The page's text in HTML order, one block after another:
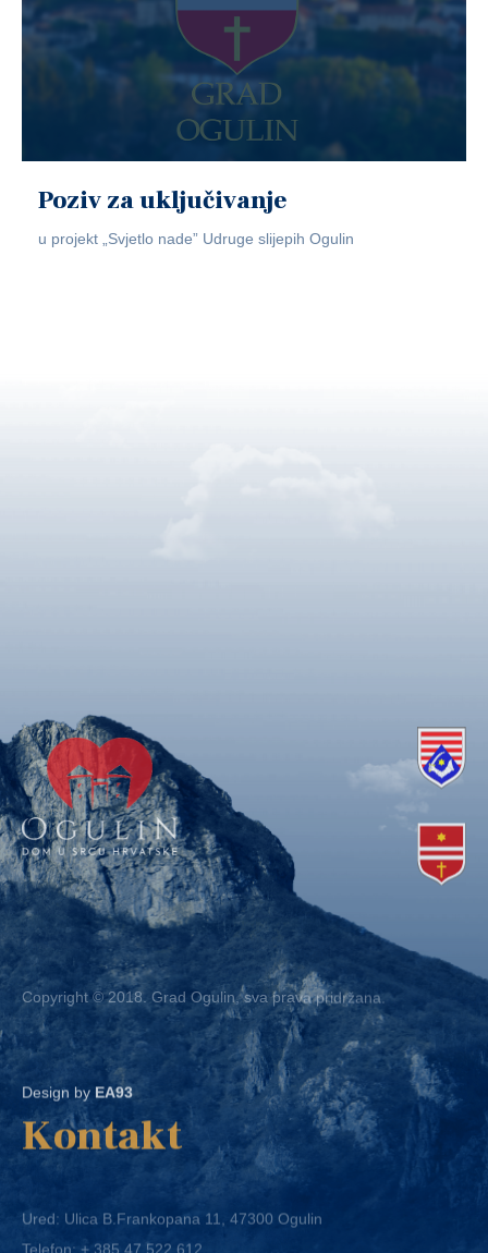
Poziv za uključivanje
u projekt „Svjetlo nade” Udruge slijepih Ogulin
Copyright © 2018. Grad Ogulin, sva prava pridržana.
Design by EA93
Kontakt
Telefon:+ 385 47 522 612